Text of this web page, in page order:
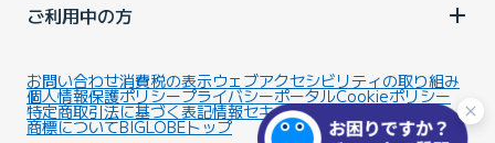
ご利用中の方
お問い合わせ消費税の表示ウェブアクセシビリティの取り組み
個人情報保護ポリシープライバシーポータルCookieポリシー
特定商取引法に基づく表記情報セキュリティ基本方針
商標についてBIGLOBEトップ